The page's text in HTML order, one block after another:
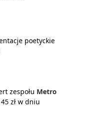
poetyckie
zespołu Metro
zł w dniu